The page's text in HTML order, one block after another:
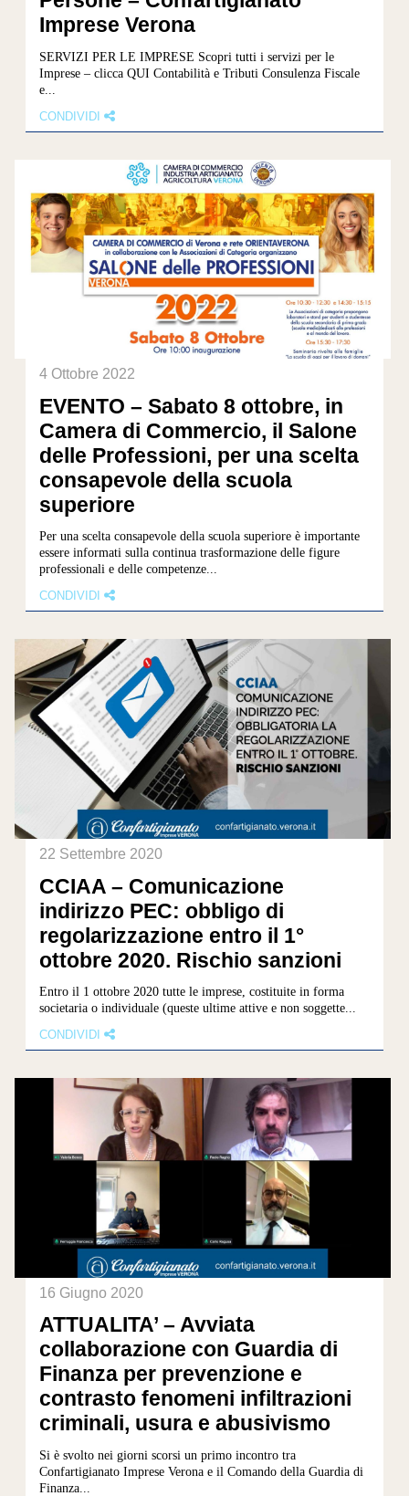
Imprese Verona
SERVIZI PER LE IMPRESE Scopri tutti i servizi per le
Imprese – clicca QUI Contabilità e Tributi Consulenza Fiscale
e...
CONDIVIDI
4 Ottobre 2022
EVENTO – Sabato 8 ottobre, in
Camera di Commercio, il Salone
delle Professioni, per una scelta
consapevole della scuola
superiore
Per una scelta consapevole della scuola superiore è importante
essere informati sulla continua trasformazione delle figure
professionali e delle competenze...
CONDIVIDI
22 Settembre 2020
CCIAA – Comunicazione
indirizzo PEC: obbligo di
regolarizzazione entro il 1°
ottobre 2020. Rischio sanzioni
Entro il 1 ottobre 2020 tutte le imprese, costituite in forma
societaria o individuale (queste ultime attive e non soggette...
CONDIVIDI
16 Giugno 2020
ATTUALITA’ – Avviata
collaborazione con Guardia di
Finanza per prevenzione e
contrasto fenomeni infiltrazioni
criminali, usura e abusivismo
Si è svolto nei giorni scorsi un primo incontro tra
Confartigianato Imprese Verona e il Comando della Guardia di
Finanza...